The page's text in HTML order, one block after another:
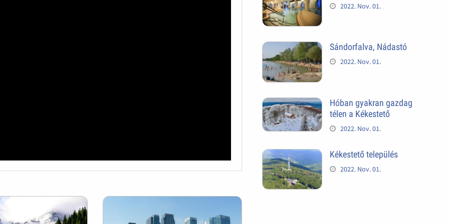
2022. Nov. 01.
Sándorfalva, Nádastó
2022. Nov. 01.
Hóban gyakran gazdag
télen a Kékestető
2022. Nov. 01.
Kékestető település
2022. Nov. 01.